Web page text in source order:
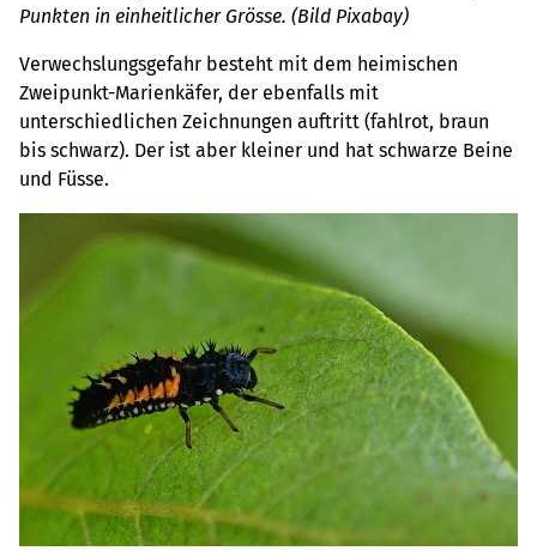
Punkten in einheitlicher Grösse. (Bild Pixabay)
Verwechslungsgefahr besteht mit dem heimischen
Zweipunkt-Marienkäfer, der ebenfalls mit
unterschiedlichen Zeichnungen auftritt (fahlrot, braun
bis schwarz). Der ist aber kleiner und hat schwarze Beine
und Füsse.